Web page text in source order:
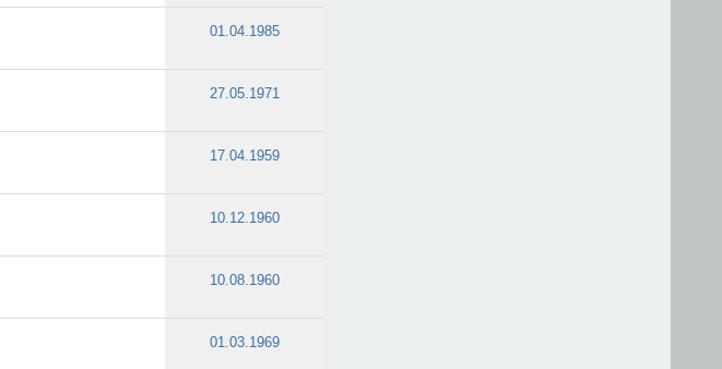
01.04.1985
27.05.1971
17.04.1959
10.12.1960
10.08.1960
01.03.1969